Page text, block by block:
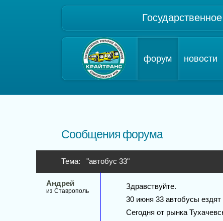
форум новости
Сообщения форума
Тема: "автобус 33"
Андрей
из Ставрополь
Здравствуйте.
30 июня 33 автобусы ездят
Сегодня от рынка